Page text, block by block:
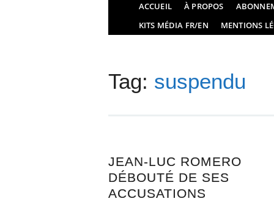
Main menu
ACCUEIL À PROPOS
KITS MÉDIA FR/EN
MENTIONS
Tag: suspendu
JEAN-LUC ROMERO
DÉBOUTÉ DE SES
ACCUSATIONS